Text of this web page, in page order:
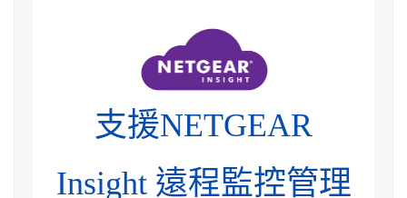
支援NETGEAR
Insight 遠程監控管理